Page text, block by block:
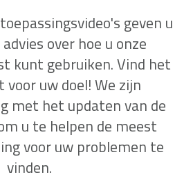
geven u
over hoe u onze
kunt gebruiken. Vind het
voor uw doel! We zijn
met het updaten van de
u te helpen de meest
voor uw problemen te
vinden.